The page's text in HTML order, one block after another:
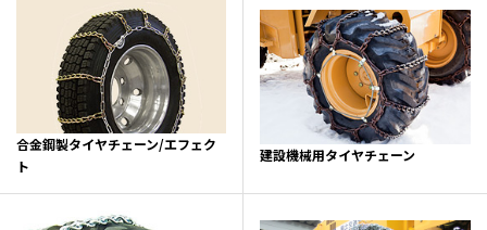
合金鋼製タイヤチェーン/エフェク
ト
建設機械用タイヤチェーン